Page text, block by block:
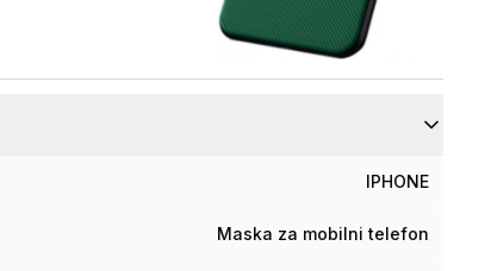
IPHONE
Maska za mobilni telefon